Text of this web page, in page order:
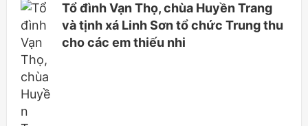
Tổ đình Vạn Thọ, chùa Huyền Trang
và tịnh xá Linh Sơn tổ chức Trung thu
cho các em thiếu nhi